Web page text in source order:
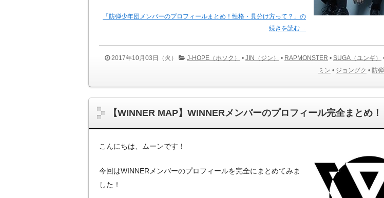
「防弾少年団メンバーのプロフィールまとめ！性格・見分け方って？」の
続きを読む…
2017年10月03日（火） J-HOPE（ホソク） • JIN（ジン） • RAPMONSTER • SUGA（ユンギ）
ミン • ジョングク • 防
【WINNER MAP】WINNERメンバーのプロフィール完全まとめ！
こんにちは、ムーンです！
今回はWINNERメンバーのプロフィールを完全にまとめてみま
した！